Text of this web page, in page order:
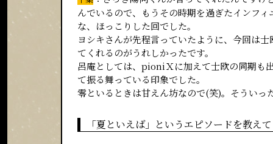
んでいるので、もうその時期を過ぎたイン
な、ほっこりした回でした。
ヨシキさんが先程言っていたように、今回は
てくれるのがうれしかったです。
呂庵としては、pioniＸに加えて士欧の同期も
て振る舞っている印象でした。
零といるときは甘えん坊なので(笑)。そうい
「夏といえば」というエピソードを教え